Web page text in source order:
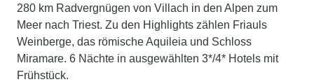
280 km Radvergnügen von Villach in den Alpen zum
Meer nach Triest. Zu den Highlights zählen Friauls
Weinberge, das römische Aquileia und Schloss
Miramare. 6 Nächte in ausgewählten 3*/4* Hotels mit
Frühstück.